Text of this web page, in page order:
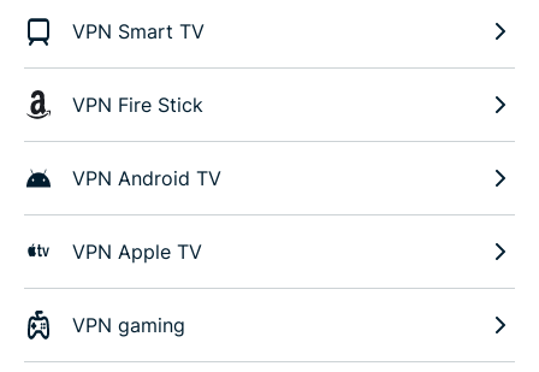
VPN Smart TV
VPN Fire Stick
VPN Android TV
VPN Apple TV
VPN gaming